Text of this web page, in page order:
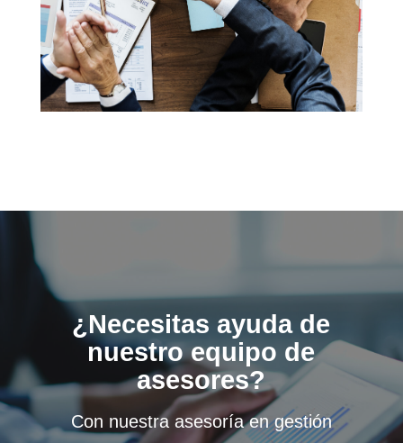
¿Necesitas ayuda de
nuestro equipo de
asesores?
Con nuestra asesoría en gestión